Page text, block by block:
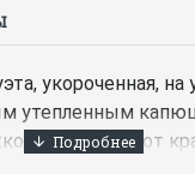
укороченная, на
утепленным
на молнию от